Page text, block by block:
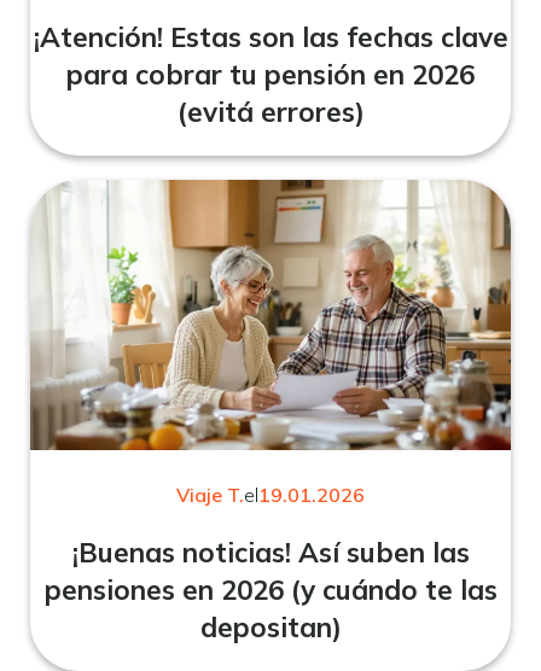
¡Atención! Estas son las fechas clave
para cobrar tu pensión en 2026
(evitá errores)
Viaje T.el19.01.2026
¡Buenas noticias! Así suben las
pensiones en 2026 (y cuándo te las
depositan)